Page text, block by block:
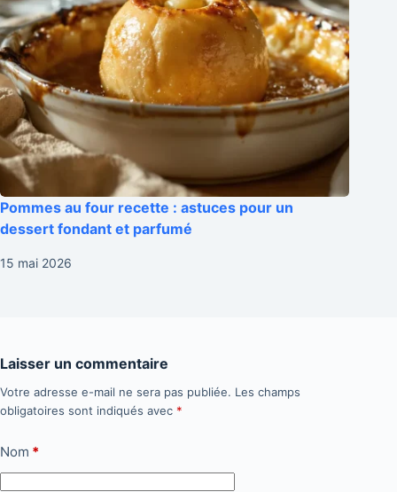
Pommes au four recette : astuces pour un
dessert fondant et parfumé
15 mai 2026
Laisser un commentaire
Votre adresse e-mail ne sera pas publiée. Les champs
obligatoires sont indiqués avec *
Nom *